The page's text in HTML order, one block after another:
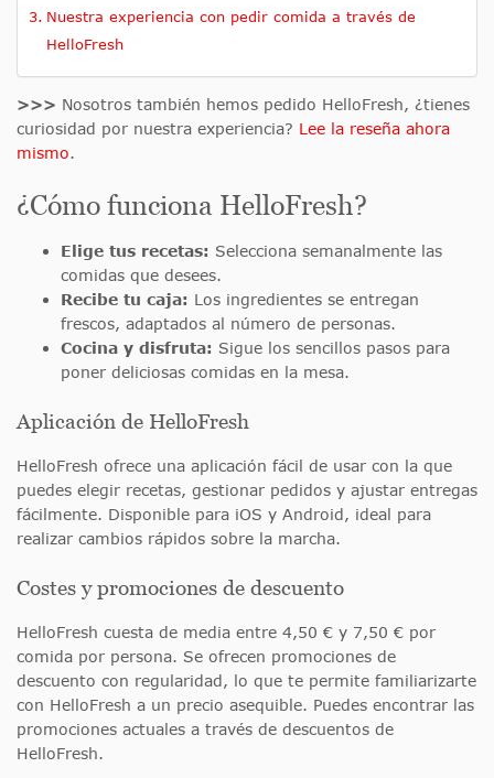
Nuestra experiencia con pedir comida a través de
HelloFresh
>>> Nosotros también hemos pedido HelloFresh, ¿tienes
curiosidad por nuestra experiencia? Lee la reseña ahora
mismo.
¿Cómo funciona HelloFresh?
Elige tus recetas: Selecciona semanalmente las
comidas que desees.
Recibe tu caja: Los ingredientes se entregan
frescos, adaptados al número de personas.
Cocina y disfruta: Sigue los sencillos pasos para
poner deliciosas comidas en la mesa.
Aplicación de HelloFresh
HelloFresh ofrece una aplicación fácil de usar con la que
puedes elegir recetas, gestionar pedidos y ajustar entregas
fácilmente. Disponible para iOS y Android, ideal para
realizar cambios rápidos sobre la marcha.
Costes y promociones de descuento
HelloFresh cuesta de media entre 4,50 € y 7,50 € por
comida por persona. Se ofrecen promociones de
descuento con regularidad, lo que te permite familiarizarte
con HelloFresh a un precio asequible. Puedes encontrar las
promociones actuales a través de descuentos de
HelloFresh.